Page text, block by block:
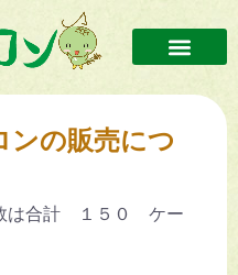
ンの販売につ
は合計 １５０ ケー